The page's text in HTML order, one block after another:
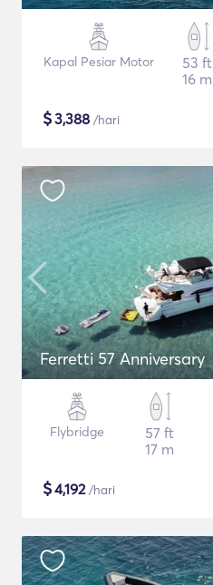
Kapal Pesiar Motor
53 ft
16 m
$3,388 /hari
Ferretti 57 Anniversary
Flybridge
57 ft
17 m
$4,192/hari